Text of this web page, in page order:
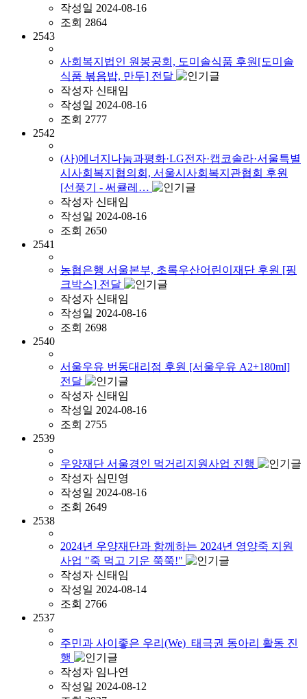
작성일 2024-08-16
조회 2864
2543
사회복지법인 원봉공회, 도미솔식품 후원[도미솔
식품 볶음밥, 만두] 전달
작성자 신태임
작성일 2024-08-16
조회 2777
2542
(사)에너지나눔과평화·LG전자·캡코솔라·서울특별
시사회복지협의회, 서울시사회복지관협회 후원
[선풍기 - 써큘레…
작성자 신태임
작성일 2024-08-16
조회 2650
2541
농협은행 서울본부, 초록우산어린이재단 후원 [핑
크박스] 전달
작성자 신태임
작성일 2024-08-16
조회 2698
2540
서울우유 번동대리점 후원 [서울우유 A2+180ml]
전달
작성자 신태임
작성일 2024-08-16
조회 2755
2539
우양재단 서울경인 먹거리지원사업 진행
작성자 심민영
작성일 2024-08-16
조회 2649
2538
2024년 우양재단과 함께하는 2024년 영양죽 지원
사업 "죽 먹고 기운 쭉쭉!"
작성자 신태임
작성일 2024-08-14
조회 2766
2537
주민과 사이좋은 우리(We)_태극권 동아리 활동 진
행
작성자 임나연
작성일 2024-08-12